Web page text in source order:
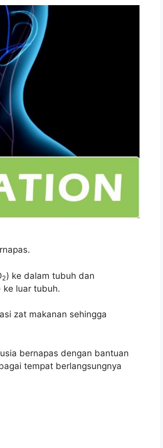
2) ke dalam tubuh dan
ke luar tubuh.
zat makanan sehingga
bernapas dengan bantuan
tempat berlangsungnya